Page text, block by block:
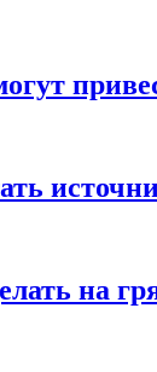
на